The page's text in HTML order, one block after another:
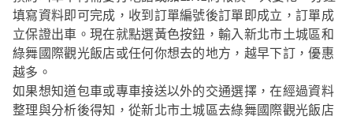
填寫資料即可完成，收到訂單編號後訂單即成立，訂單成
立保證出車。現在就點選黃色按鈕，輸入新北市土城區和
綠舞國際觀光飯店或任何你想去的地方，越早下訂，優惠
越多。
如果想知道包車或專車接送以外的交通選擇，在經過資料
整理與分析後得知，從新北市土城區去綠舞國際觀光飯店